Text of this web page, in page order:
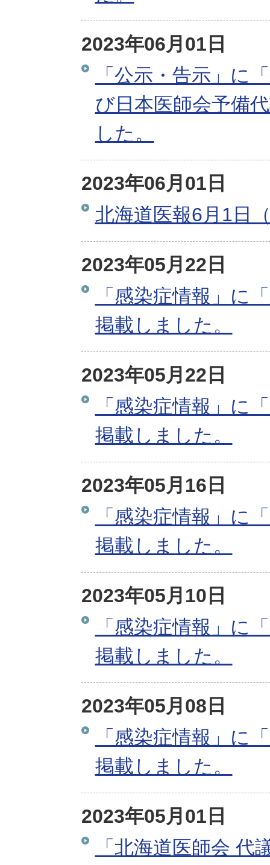
2023年06月01日
「公示・告示」に
び日本医師会予備
した。
2023年06月01日
北海道医報6月1日
2023年05月22日
「感染症情報」に
掲載しました。
2023年05月22日
「感染症情報」に
掲載しました。
2023年05月16日
「感染症情報」に
掲載しました。
2023年05月10日
「感染症情報」に
掲載しました。
2023年05月08日
「感染症情報」に
掲載しました。
2023年05月01日
「北海道医師会